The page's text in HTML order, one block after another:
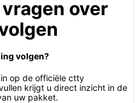
over
volgen?
op de officiële ctty
krijgt u direct inzicht in de
uw pakket.